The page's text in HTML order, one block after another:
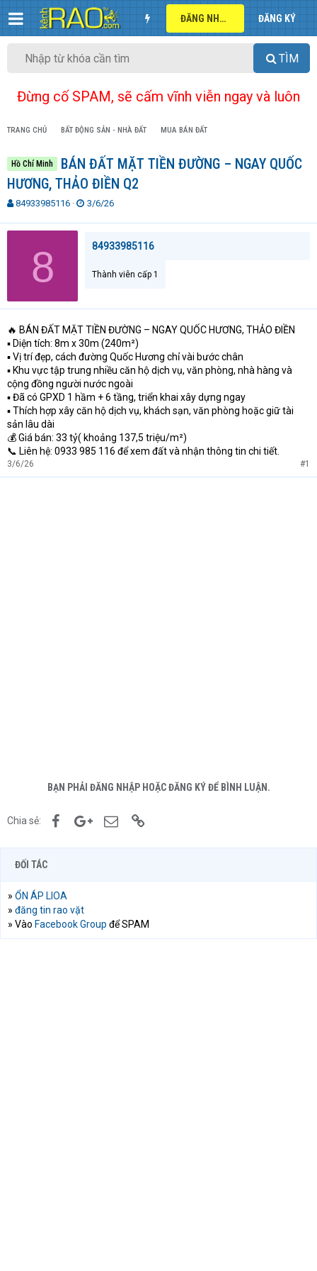
ĐĂNG NHẬP ĐĂNG KÝ
TÌM
Đừng cố SPAM, sẽ cấm vĩnh viễn ngay và luôn
TRANG CHỦ BẤT ĐỘNG SẢN - NHÀ ĐẤT MUA BÁN ĐẤT
Hồ Chí Minh
BÁN ĐẤT MẶT TIỀN ĐƯỜNG – NGAY QUỐC
HƯƠNG, THẢO ĐIỀN Q2
T
r
a
t
e
r
84933985116
N
3/6/26
8 84933985116
Thành viên cấp 1
🔥 BÁN ĐẤT MẶT TIỀN ĐƯỜNG – NGAY QUỐC HƯƠNG, THẢO ĐIỀN
▪️ Diện tích: 8m x 30m (240m²)
▪️ Vị trí đẹp, cách đường Quốc Hương chỉ vài bước chân
▪️ Khu vực tập trung nhiều căn hộ dịch vụ, văn phòng, nhà hàng và
cộng đồng người nước ngoài
▪️ Đã có GPXD 1 hầm + 6 tầng, triển khai xây dựng ngay
▪️ Thích hợp xây căn hộ dịch vụ, khách sạn, văn phòng hoặc giữ tài
sản lâu dài
💰 Giá bán: 33 tỷ( khoảng 137,5 triệu/m²)
📞 Liên hệ: 0933 985 116 để xem đất và nhận thông tin chi tiết.
3/6/26 #1
BẠN PHẢI ĐĂNG NHẬP HOẶC ĐĂNG KÝ ĐỂ BÌNH LUẬN.
Chia sẻ: FacebookGoogle+Email
ĐỐI TÁC
» ỔN ÁP LIOA
» đăng tin rao vặt
» Vào Facebook Group để SPAM